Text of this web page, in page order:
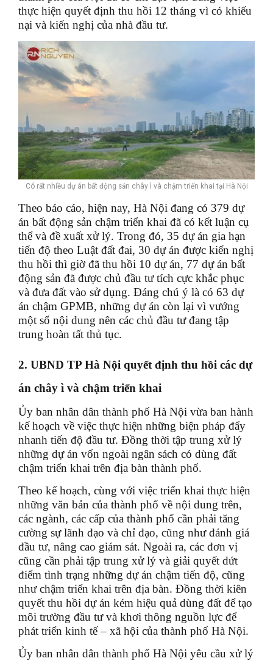
thực hiện quyết định thu hồi 12 tháng vì có khiếu
nại và kiến nghị của nhà đầu tư.
Có rất nhiều dự án bất động sản chây ì và chậm triển khai tại Hà Nội
Theo báo cáo, hiện nay, Hà Nội đang có 379 dự
án bất động sản chậm triển khai đã có kết luận cụ
thể và đề xuất xử lý. Trong đó, 35 dự án gia hạn
tiến độ theo Luật đất đai, 30 dự án được kiến nghị
thu hồi thì giờ đã thu hồi 10 dự án, 77 dự án bất
động sản đã được chủ đầu tư tích cực khắc phục
và đưa đất vào sử dụng. Đáng chú ý là có 63 dự
án chậm GPMB, những dự án còn lại vì vướng
một số nội dung nên các chủ đầu tư đang tập
trung hoàn tất thủ tục.
2. UBND TP Hà Nội quyết định thu hồi các dự
án chây ì và chậm triển khai
Ủy ban nhân dân thành phố Hà Nội vừa ban hành
kế hoạch về việc thực hiện những biện pháp đẩy
nhanh tiến độ đầu tư. Đồng thời tập trung xử lý
những dự án vốn ngoài ngân sách có dùng đất
chậm triển khai trên địa bàn thành phố.
Theo kế hoạch, cùng với việc triển khai thực hiện
những văn bản của thành phố về nội dung trên,
các ngành, các cấp của thành phố cần phải tăng
cường sự lãnh đạo và chỉ đạo, cũng như đánh giá
đầu tư, nâng cao giám sát. Ngoài ra, các đơn vị
cũng cần phải tập trung xử lý và giải quyết dứt
điểm tình trạng những dự án chậm tiến độ, cũng
như chậm triển khai trên địa bàn. Đồng thời kiên
quyết thu hồi dự án kém hiệu quả dùng đất để tạo
môi trường đầu tư và khơi thông nguồn lực để
phát triển kinh tế – xã hội của thành phố Hà Nội.
Ủy ban nhân dân thành phố Hà Nội yêu cầu xử lý